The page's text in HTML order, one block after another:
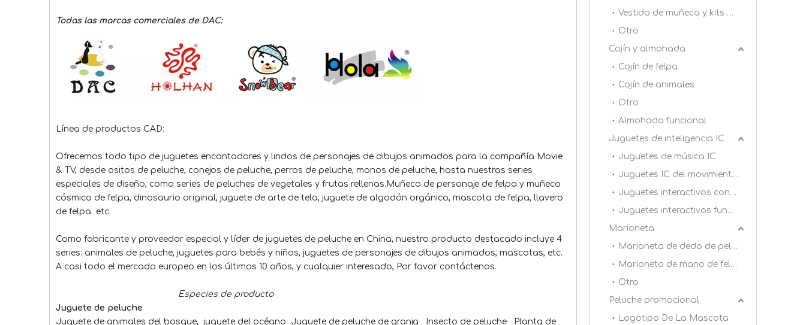
Todas las marcas comerciales de DAC:
Línea de productos CAD:
Ofrecemos todo tipo de juguetes encantadores y lindos de personajes de dibujos animados para la compañía Movie
& TV, desde ositos de peluche, conejos de peluche, perros de peluche, monos de peluche, hasta nuestras series
especiales de diseño, como series de peluches de vegetales y frutas rellenas.Muñeco de personaje de felpa y muñeco
cósmico de felpa, dinosaurio original, juguete de arte de tela, juguete de algodón orgánico, mascota de felpa, llavero
de felpa etc.
Como fabricante y proveedor especial y líder de juguetes de peluche en China, nuestro producto destacado incluye 4
series: animales de peluche, juguetes para bebés y niños, juguetes de personajes de dibujos animados, mascotas, etc.
A casi todo el mercado europeo en los últimos 10 años, y cualquier interesado, Por favor contáctenos.
Especies de producto
Juguete de peluche
Juguete de animales del bosque, juguete del océano Juguete de peluche de granja Insecto de peluche Planta de
Vestido de muñeca y kits de bricolaje
Otro
Cojín y almohada
Cojín de felpa
Cojín de animales
Otro
Almohada funcional
Juguetes de inteligencia IC
Juguetes de música IC
Juguetes IC del movimiento de acción
Juguetes interactivos con dientes azules
Juguetes interactivos funcionales
Marioneta
Marioneta de dedo de peluche
Marioneta de mano de felpa
Otro
Peluche promocional
Logotipo De La Mascota